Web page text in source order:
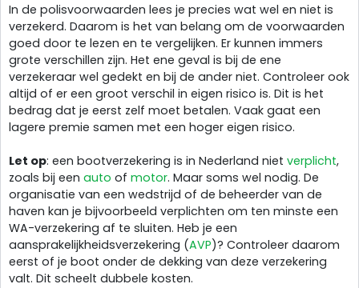
In de polisvoorwaarden lees je precies wat wel en niet is
verzekerd. Daarom is het van belang om de voorwaarden
goed door te lezen en te vergelijken. Er kunnen immers
grote verschillen zijn. Het ene geval is bij de ene
verzekeraar wel gedekt en bij de ander niet. Controleer ook
altijd of er een groot verschil in eigen risico is. Dit is het
bedrag dat je eerst zelf moet betalen. Vaak gaat een
lagere premie samen met een hoger eigen risico.
Let op: een bootverzekering is in Nederland niet verplicht,
zoals bij een auto of motor. Maar soms wel nodig. De
organisatie van een wedstrijd of de beheerder van de
haven kan je bijvoorbeeld verplichten om ten minste een
WA-verzekering af te sluiten. Heb je een
aansprakelijkheidsverzekering (AVP)? Controleer daarom
eerst of je boot onder de dekking van deze verzekering
valt. Dit scheelt dubbele kosten.